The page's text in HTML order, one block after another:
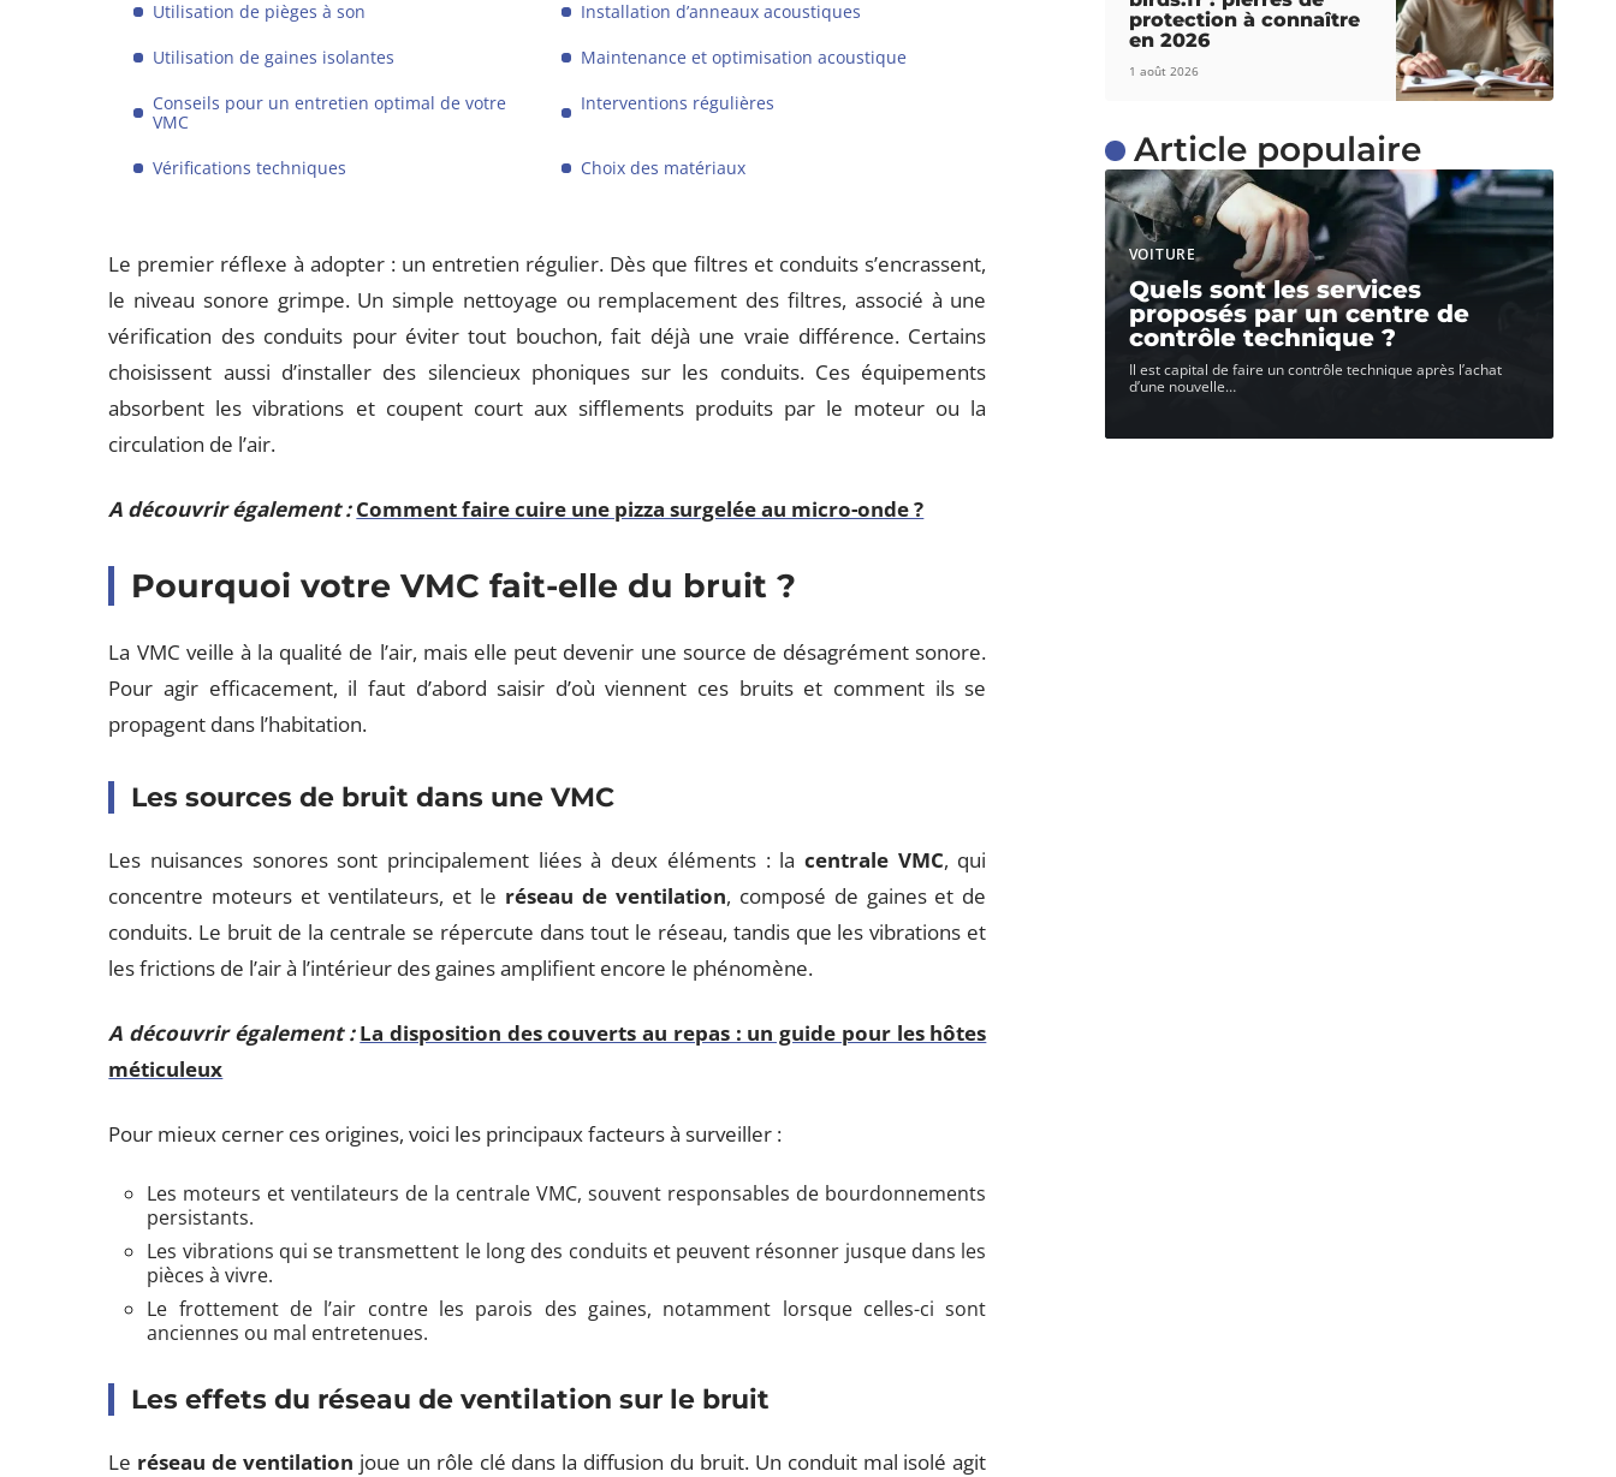
Utilisation de pièges à son
Installation d’anneaux acoustiques
Utilisation de gaines isolantes
Maintenance et optimisation acoustique
Conseils pour un entretien optimal de votre
VMC
Interventions régulières
Vérifications techniques Choix des matériaux
Le premier réflexe à adopter : un entretien régulier. Dès que filtres et conduits s’encrassent,
le niveau sonore grimpe. Un simple nettoyage ou remplacement des filtres, associé à une
vérification des conduits pour éviter tout bouchon, fait déjà une vraie différence. Certains
choisissent aussi d’installer des silencieux phoniques sur les conduits. Ces équipements
absorbent les vibrations et coupent court aux sifflements produits par le moteur ou la
circulation de l’air.
A découvrir également : Comment faire cuire une pizza surgelée au micro-onde ?
Pourquoi votre VMC fait-elle du bruit ?
La VMC veille à la qualité de l’air, mais elle peut devenir une source de désagrément sonore.
Pour agir efficacement, il faut d’abord saisir d’où viennent ces bruits et comment ils se
propagent dans l’habitation.
Les sources de bruit dans une VMC
Les nuisances sonores sont principalement liées à deux éléments : la centrale VMC, qui
concentre moteurs et ventilateurs, et le réseau de ventilation, composé de gaines et de
conduits. Le bruit de la centrale se répercute dans tout le réseau, tandis que les vibrations et
les frictions de l’air à l’intérieur des gaines amplifient encore le phénomène.
A découvrir également : La disposition des couverts au repas : un guide pour les hôtes
méticuleux
Pour mieux cerner ces origines, voici les principaux facteurs à surveiller :
Les moteurs et ventilateurs de la centrale VMC, souvent responsables de bourdonnements
persistants.
Les vibrations qui se transmettent le long des conduits et peuvent résonner jusque dans les
pièces à vivre.
Le frottement de l’air contre les parois des gaines, notamment lorsque celles-ci sont
anciennes ou mal entretenues.
Les effets du réseau de ventilation sur le bruit
Le réseau de ventilation joue un rôle clé dans la diffusion du bruit. Un conduit mal isolé agit
protection à connaître
en 2026
1 août 2026
Article populaire
VOITURE
Quels sont les services
proposés par un centre de
contrôle technique ?
Il est capital de faire un contrôle technique après l’achat
d’une nouvelle…